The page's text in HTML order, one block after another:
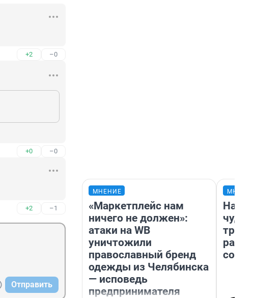
+2 –0
+0 –0
+2 –1
Отправить
МНЕНИЕ
«Маркетплейс нам
ничего не должен»:
атаки на WB
уничтожили
православный бренд
одежды из Челябинска
— исповедь
предпринимателя